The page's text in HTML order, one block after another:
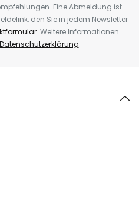
Eine Abmeldung ist
den Sie in jedem Newsletter
. Weitere Informationen
Datenschutzerklärung.